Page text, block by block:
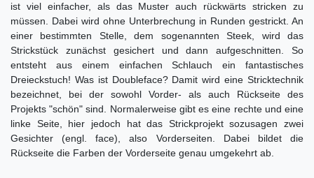
ist viel einfacher, als das Muster auch rückwärts stricken zu
müssen. Dabei wird ohne Unterbrechung in Runden gestrickt. An
einer bestimmten Stelle, dem sogenannten Steek, wird das
Strickstück zunächst gesichert und dann aufgeschnitten. So
entsteht aus einem einfachen Schlauch ein fantastisches
Dreieckstuch! Was ist Doubleface? Damit wird eine Stricktechnik
bezeichnet, bei der sowohl Vorder- als auch Rückseite des
Projekts "schön" sind. Normalerweise gibt es eine rechte und eine
linke Seite, hier jedoch hat das Strickprojekt sozusagen zwei
Gesichter (engl. face), also Vorderseiten. Dabei bildet die
Rückseite die Farben der Vorderseite genau umgekehrt ab.